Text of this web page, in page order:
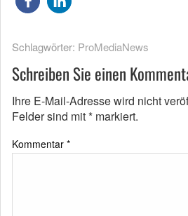
Schlagwörter: ProMediaNews
Schreiben Sie einen
Ihre E-Mail-Adresse wird nicht
Felder sind mit* markiert.
Kommentar *